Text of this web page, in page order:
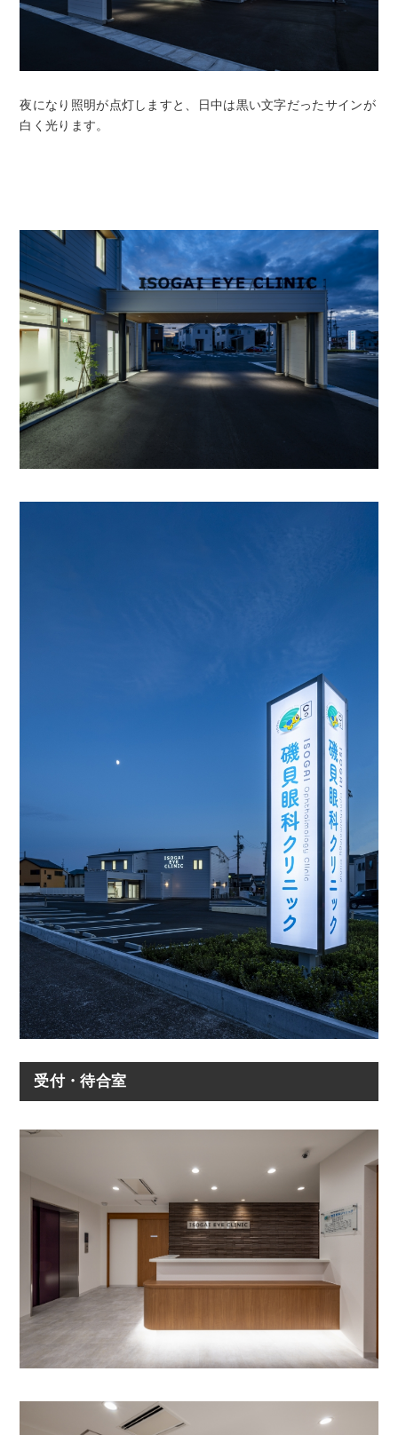
夜になり照明が点灯しますと、日中は黒い文字だったサインが
白く光ります。
受付・待合室